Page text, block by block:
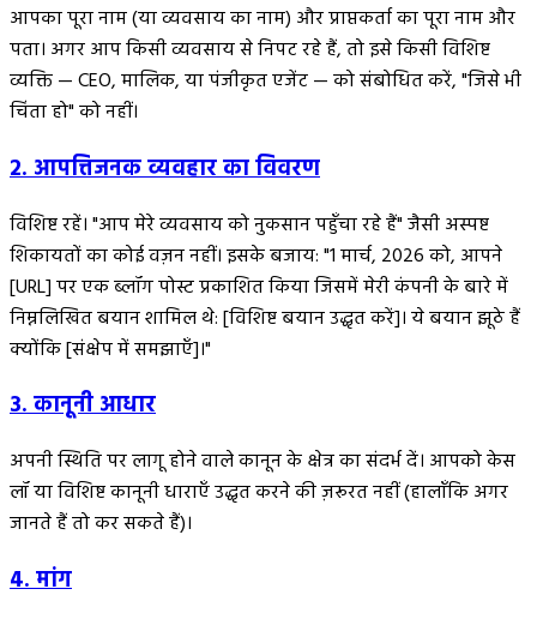
आपका पूरा नाम (या व्यवसाय का नाम) और प्राप्तकर्ता का पूरा नाम और
पता। अगर आप किसी व्यवसाय से निपट रहे हैं, तो इसे किसी विशिष्ट
व्यक्ति — CEO, मालिक, या पंजीकृत एजेंट — को संबोधित करें, "जिसे भी
चिंता हो" को नहीं।
2. आपत्तिजनक व्यवहार का विवरण
विशिष्ट रहें। "आप मेरे व्यवसाय को नुकसान पहुँचा रहे हैं" जैसी अस्पष्ट
शिकायतों का कोई वज़न नहीं। इसके बजाय: "1 मार्च, 2026 को, आपने
[URL] पर एक ब्लॉग पोस्ट प्रकाशित किया जिसमें मेरी कंपनी के बारे में
निम्नलिखित बयान शामिल थे: [विशिष्ट बयान उद्धृत करें]। ये बयान झूठे हैं
क्योंकि [संक्षेप में समझाएँ]।"
3. कानूनी आधार
अपनी स्थिति पर लागू होने वाले कानून के क्षेत्र का संदर्भ दें। आपको केस
लॉ या विशिष्ट कानूनी धाराएँ उद्धृत करने की ज़रूरत नहीं (हालाँकि अगर
जानते हैं तो कर सकते हैं)।
4. मांग